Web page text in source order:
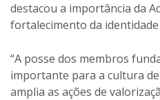
destacou a importância da
fortalecimento da
“A posse dos membros
importante para a cultura de
amplia as ações de